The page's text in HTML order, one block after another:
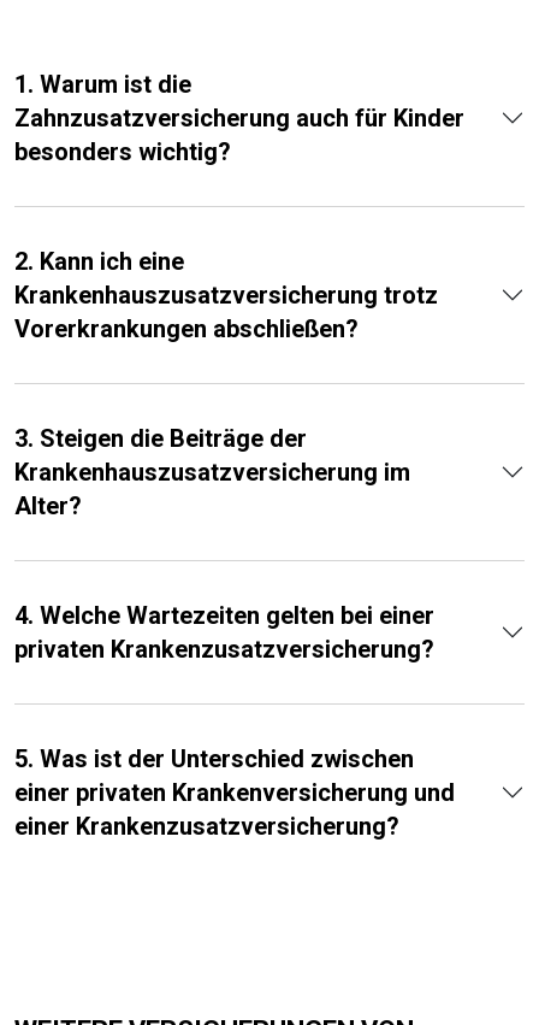
1. Warum ist die
Zahnzusatzversicherung auch für Kinder
besonders wichtig?
2. Kann ich eine
Krankenhauszusatzversicherung trotz
Vorerkrankungen abschließen?
3. Steigen die Beiträge der
Krankenhauszusatzversicherung im
Alter?
4. Welche Wartezeiten gelten bei einer
privaten Krankenzusatzversicherung?
5. Was ist der Unterschied zwischen
einer privaten Krankenversicherung und
einer Krankenzusatzversicherung?